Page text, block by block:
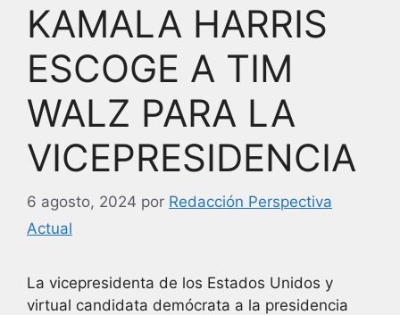
KAMALA HARRIS
ESCOGE A TIM
WALZ PARA LA
VICEPRESIDENCIA
6 agosto, 2024 por Redacción Perspectiva
Actual
La vicepresidenta de los Estados Unidos y
virtual candidata demócrata a la presidencia